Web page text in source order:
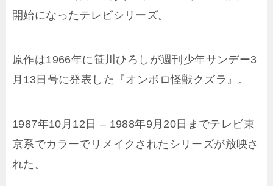
開始になったテレビシリーズ。
原作は1966年に笹川ひろしが週刊少年サンデー3
月13日号に発表した『オンボロ怪獣クズラ』。
1987年10月12日 – 1988年9月20日までテレビ東
京系でカラーでリメイクされたシリーズが放映さ
れた。